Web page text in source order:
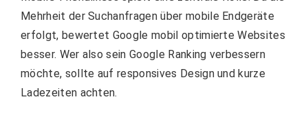
Mehrheit der Suchanfragen über mobile Endgeräte
erfolgt, bewertet Google mobil optimierte Websites
besser. Wer also sein Google Ranking verbessern
möchte, sollte auf responsives Design und kurze
Ladezeiten achten.